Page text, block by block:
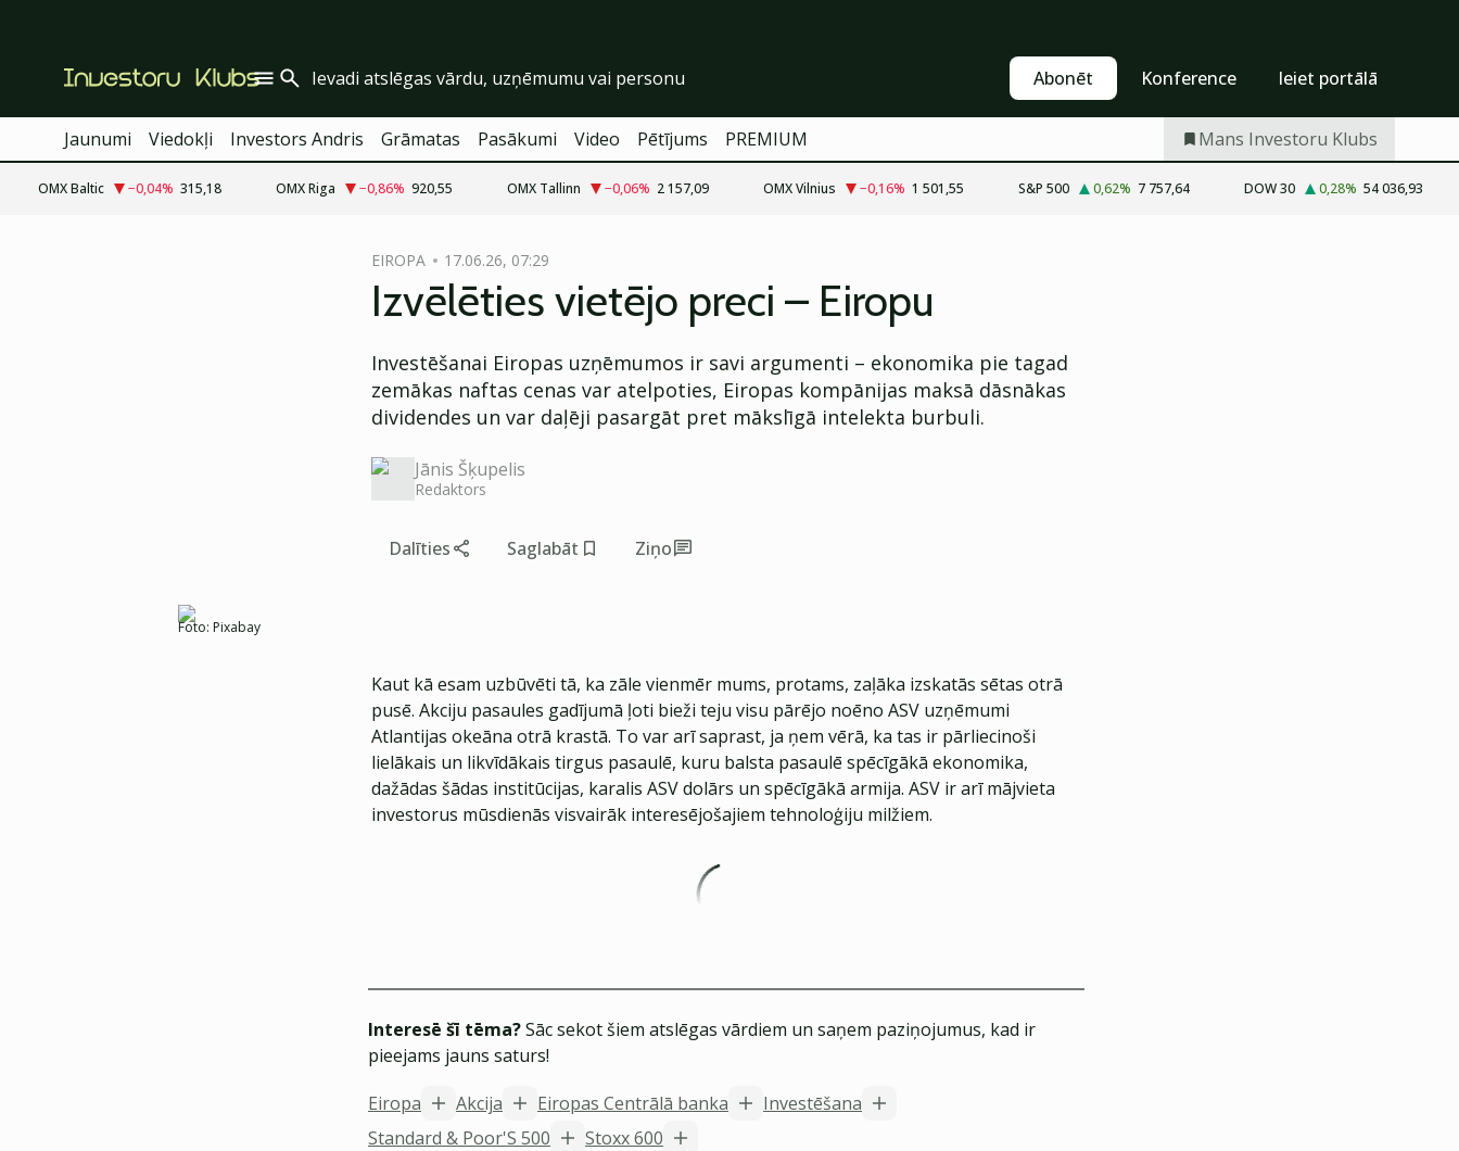
Abonēt Konference Ieiet portālā
Jaunumi Viedokļi Investors Andris Grāmatas Pasākumi Video Pētījums PREMIUM Mans Investoru Klubs
OMX Baltic −0,04% 315,18 OMX Riga −0,86% 920,55 OMX Tallinn −0,06% 2 157,09 OMX Vilnius −0,16% 1 501,55 S&P 500 0,62% 7 757,64 DOW 30 0,28% 54 036,93
EIROPA 17.06.26, 07:29
Izvēlēties vietējo preci – Eiropu
Investēšanai Eiropas uzņēmumos ir savi argumenti – ekonomika pie tagad
zemākas naftas cenas var atelpoties, Eiropas kompānijas maksā dāsnākas
dividendes un var daļēji pasargāt pret mākslīgā intelekta burbuli.
Jānis Šķupelis
Redaktors
Dalīties Saglabāt Ziņo
Foto: Pixabay
Kaut kā esam uzbūvēti tā, ka zāle vienmēr mums, protams, zaļāka izskatās sētas otrā
pusē. Akciju pasaules gadījumā ļoti bieži teju visu pārējo noēno ASV uzņēmumi
Atlantijas okeāna otrā krastā. To var arī saprast, ja ņem vērā, ka tas ir pārliecinoši
lielākais un likvīdākais tirgus pasaulē, kuru balsta pasaulē spēcīgākā ekonomika,
dažādas šādas institūcijas, karalis ASV dolārs un spēcīgākā armija. ASV ir arī mājvieta
investorus mūsdienās visvairāk interesējošajiem tehnoloģiju milžiem.
Interesē šī tēma?Sāc sekot šiem atslēgas vārdiem un saņem paziņojumus, kad ir
pieejams jauns saturs!
Eiropa
Akcija Eiropas Centrālā banka
Investēšana
Standard & Poor'S 500
Stoxx 600